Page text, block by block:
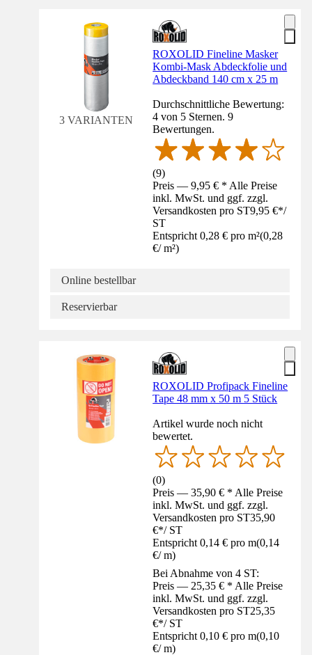
3 VARIANTEN
ROXOLID Fineline Masker
Kombi-Mask Abdeckfolie und
Abdeckband 140 cm x 25 m
Durchschnittliche Bewertung:
4 von 5 Sternen. 9
Bewertungen.
(9)
Preis — 9,95 € * Alle Preise
inkl. MwSt. und ggf. zzgl.
Versandkosten pro ST9,95 €*/
ST
Entspricht 0,28 € pro m²(0,28
€/ m²)
Online bestellbar
Reservierbar
ROXOLID Profipack Fineline
Tape 48 mm x 50 m 5 Stück
Artikel wurde noch nicht
bewertet.
(0)
Preis — 35,90 € * Alle Preise
inkl. MwSt. und ggf. zzgl.
Versandkosten pro ST35,90
€*/ ST
Entspricht 0,14 € pro m(0,14
€/ m)
Bei Abnahme von 4 ST:
Preis — 25,35 € * Alle Preise
inkl. MwSt. und ggf. zzgl.
Versandkosten pro ST25,35
€*/ ST
Entspricht 0,10 € pro m(0,10
€/ m)